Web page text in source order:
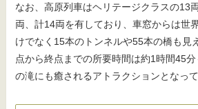
なお、高原列車はヘリテージクラスの13
両、計14両を有しており、車窓からは世
けでなく15本のトンネルや55本の橋も見
点から終点までの所要時間は約1時間45
の滝にも癒されるアトラクションとなって